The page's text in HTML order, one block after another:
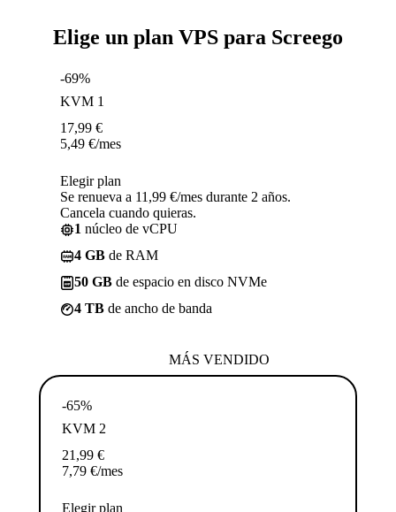
Elige un plan VPS para Screego
-69%
KVM 1
17,99 €
5,49 €/mes
Elegir plan
Se renueva a 11,99 €/mes durante 2 años.
Cancela cuando quieras.
1 núcleo de vCPU
4 GB de RAM
50 GB de espacio en disco NVMe
4 TB de ancho de banda
MÁS VENDIDO
-65%
KVM 2
21,99 €
7,79 €/mes
Elegir plan